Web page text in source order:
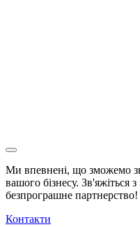
Ми впевнені, що зможемо
вашого бізнесу. Зв'яжіться
безпрограшне партнерство!
Контакти